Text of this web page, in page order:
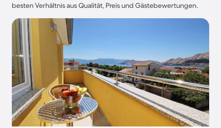
besten Verhältnis aus Qualität, Preis und Gästebewertungen.